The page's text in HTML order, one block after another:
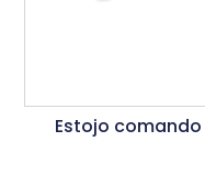
Estojo comando